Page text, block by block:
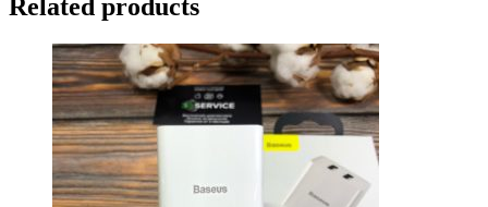
Related products